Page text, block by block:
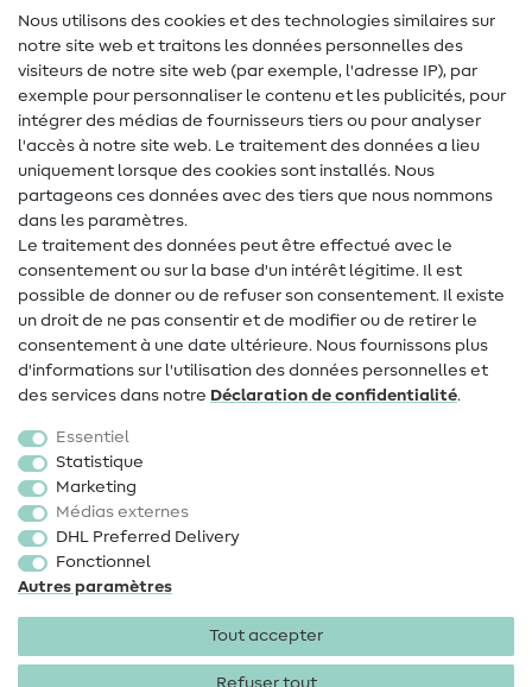
Lexique de couture
Tutos de couture
Aide & contact
Contact
Changement de propriétaire
FAQ
Droit de rétractation
Populaire
Accessoires de couture
Promotions
Nous utilisons des cookies et des technologies similaires sur
notre site web et traitons les données personnelles des
visiteurs de notre site web (par exemple, l'adresse IP), par
exemple pour personnaliser le contenu et les publicités, pour
intégrer des médias de fournisseurs tiers ou pour analyser
l'accès à notre site web. Le traitement des données a lieu
uniquement lorsque des cookies sont installés. Nous
partageons ces données avec des tiers que nous nommons
dans les paramètres.
Le traitement des données peut être effectué avec le
consentement ou sur la base d'un intérêt légitime. Il est
possible de donner ou de refuser son consentement. Il existe
un droit de ne pas consentir et de modifier ou de retirer le
consentement à une date ultérieure. Nous fournissons plus
d'informations sur l'utilisation des données personnelles et
des services dans notre Déclaration de confidentialité.
Essentiel
Statistique
Marketing
Médias externes
DHL Preferred Delivery
Fonctionnel
Autres paramètres
Tout accepter
Refuser tout
Mentions légales Protection des données CGV
Droit